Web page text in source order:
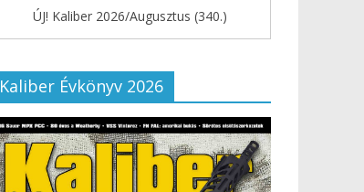
ÚJ! Kaliber 2026/Augusztus (340.)
Kaliber Évkönyv 2026